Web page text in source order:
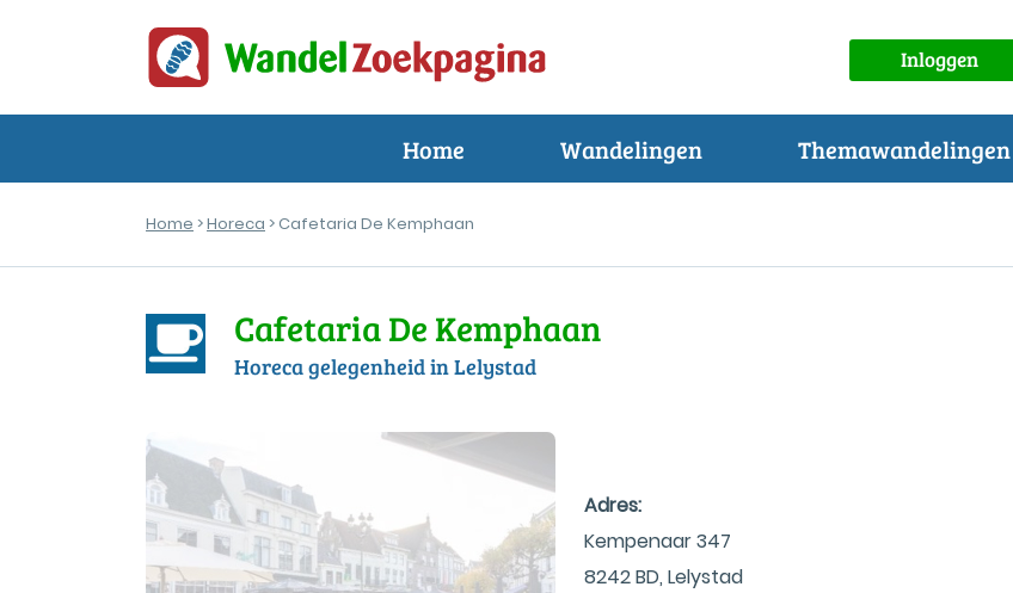
Inloggen
Home Wandelingen Themawandelingen
Home >Horeca > Cafetaria De Kemphaan
Cafetaria De Kemphaan
Horeca gelegenheid in Lelystad
Adres:
Kempenaar 347
8242 BD, Lelystad